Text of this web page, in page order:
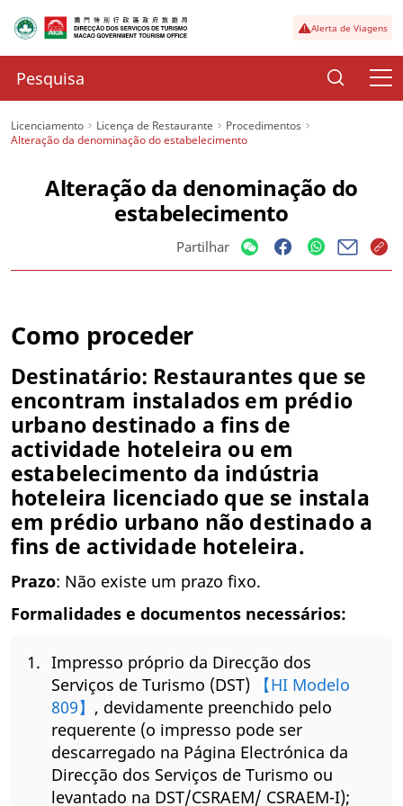
Alerta de Viagens
Licenciamento Licença de Restaurante
Procedimentos
Alteração da denominação do estabelecimento
Alteração da denominação do
estabelecimento
Partilhar
Como proceder
Destinatário: Restaurantes que se
encontram instalados em prédio
urbano destinado a fins de
actividade hoteleira ou em
estabelecimento da indústria
hoteleira licenciado que se instala
em prédio urbano não destinado a
fins de actividade hoteleira.
Prazo: Não existe um prazo fixo.
Formalidades e documentos necessários:
Impresso próprio da Direcção dos
Serviços de Turismo (DST)
【HI Modelo
809】 , devidamente preenchido pelo
requerente (o impresso pode ser
descarregado na Página Electrónica da
Direcção dos Serviços de Turismo ou
levantado na DST/CSRAEM/ CSRAEM-I);